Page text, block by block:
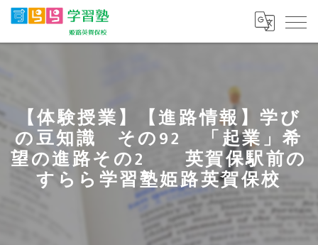
【体験授業】【進路情報】学び
の豆知識 その92 「起業」希
望の進路その2 英賀保駅前の
すらら学習塾姫路英賀保校